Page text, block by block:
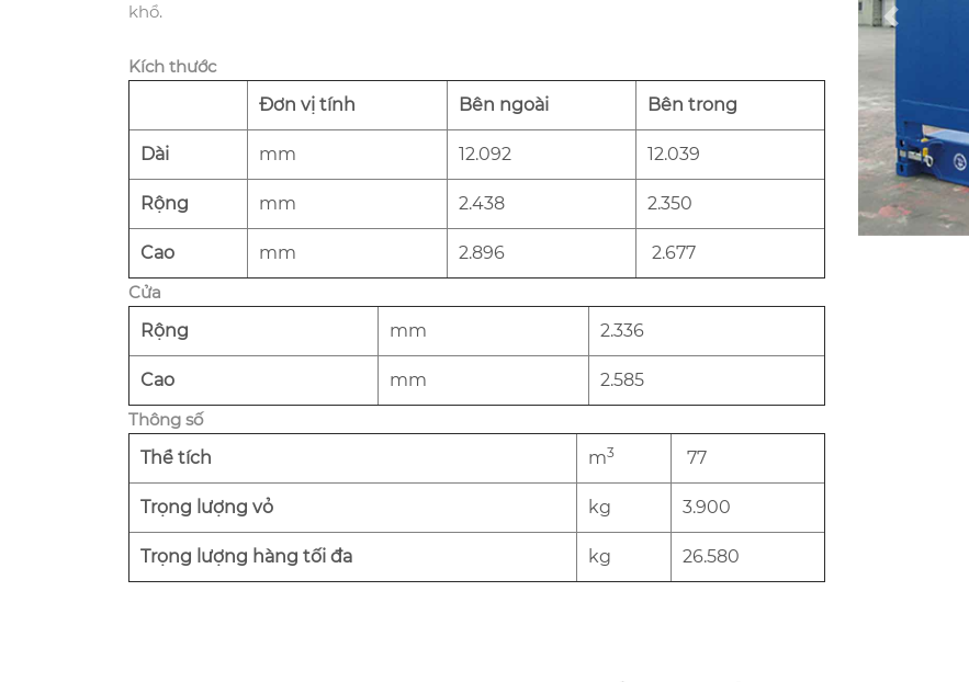
khổ.
Kích thước
Đơn vị tính
Bên ngoài Bên trong
Dài mm 12.092 12.039
Rộng mm 2.438 2.350
Cao mm 2.896
2.677
Cửa
Rộng
mm 2.336
Cao mm
2.585
Thông số
Thể tích
m3 77
Trọng lượng vỏ kg 3.900
Trọng lượng hàng tối đa kg 26.580
Previous